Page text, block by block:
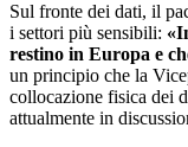
Sul fronte dei dati, il
i settori più sensibili:
restino in Europa e
un principio che la
collocazione fisica dei
attualmente in